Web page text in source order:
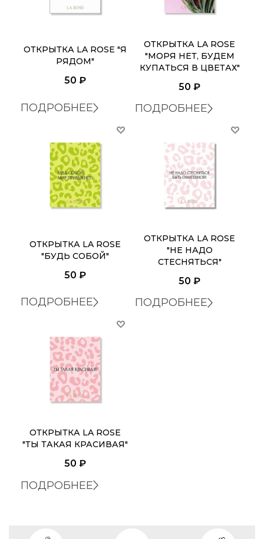
ОТКРЫТКА LA ROSE "Я
РЯДОМ"
50 ₽
ПОДРОБНЕЕ
ОТКРЫТКА LA ROSE
"МОРЯ НЕТ, БУДЕМ
КУПАТЬСЯ В ЦВЕТАХ"
50 ₽
ПОДРОБНЕЕ
ОТКРЫТКА LA ROSE
"БУДЬ СОБОЙ"
50 ₽
ПОДРОБНЕЕ
ОТКРЫТКА LA ROSE
"НЕ НАДО
СТЕСНЯТЬСЯ"
50 ₽
ПОДРОБНЕЕ
ОТКРЫТКА LA ROSE
"ТЫ ТАКАЯ КРАСИВАЯ"
50 ₽
ПОДРОБНЕЕ